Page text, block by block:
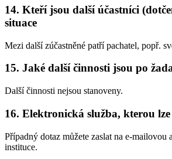
14. Kteří jsou další účastníci
situace
Mezi další zúčastněné patří pachatel, popř.
15. Jaké další činnosti jsou po
Další činnosti nejsou stanoveny.
16. Elektronická služba, kterou
Případný dotaz můžete zaslat na e-mailovou
instituce.